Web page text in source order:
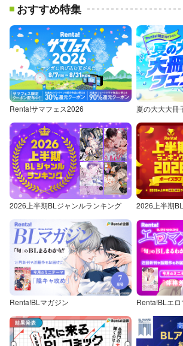
おすすめ特集
Renta!サマフェス2026 夏の大大大冊
2026上半期BLジャンルランキング 2026上半期
Renta!BLマガジン Renta!BLエロ